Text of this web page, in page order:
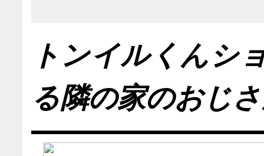
トンイルくんシ
る隣の家のおじ